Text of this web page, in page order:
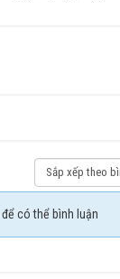
để có thể bình luận